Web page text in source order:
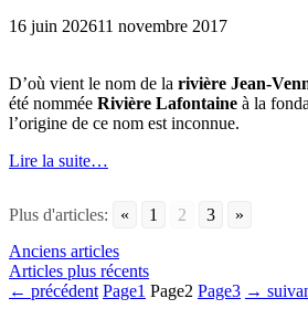
16 juin 202611 novembre 2017
D’où vient le nom de la rivière Jean-
été nommée Rivière Lafontaine à la
l’origine de ce nom est inconnue.
Lire la suite…
Plus d'articles: « 1 2 3
»
Anciens articles
Articles plus récents
← précédent Page1 Page2 Page3 →